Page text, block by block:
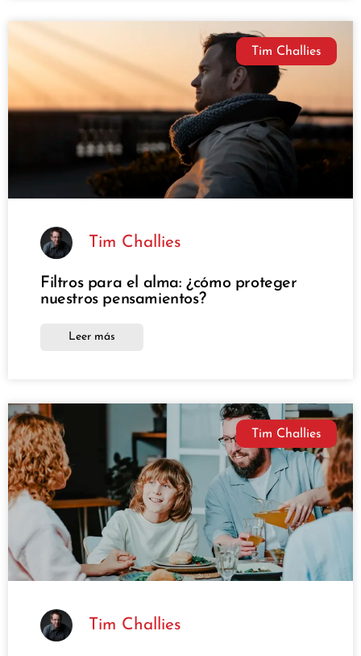
Tim Challies
Tim Challies
Filtros para el alma: ¿cómo proteger
nuestros pensamientos?
Leer más
Tim Challies
Tim Challies